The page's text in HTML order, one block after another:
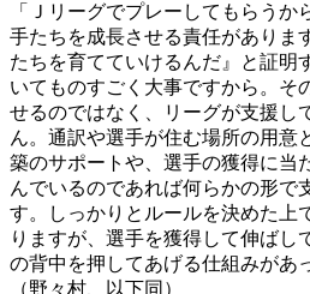
「Ｊリーグでプレーしてもらう
手たちを成長させる責任がありま
たちを育てていけるんだ』と証明
いてものすごく大事ですから。そ
せるのではなく、リーグが支援し
ん。通訳や選手が住む場所の用意
築のサポートや、選手の獲得に当
んでいるのであれば何らかの形で
す。しっかりとルールを決めた上
りますが、選手を獲得して伸ばし
の背中を押してあげる仕組みがあ
（野々村、以下同）